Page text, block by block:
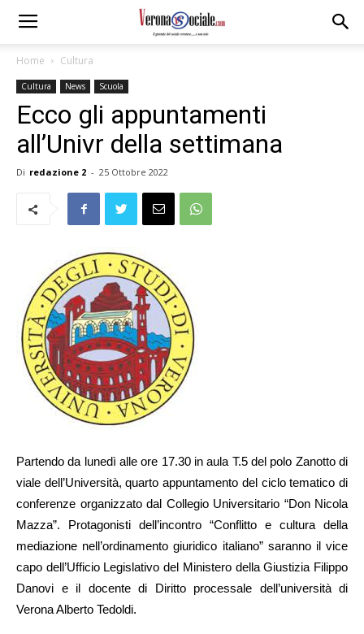
Home Cultura
Cultura News Scuola
Ecco gli appuntamenti
all’Univr della settimana
Di redazione 2 - 25 Ottobre 2022
Partendo da lunedì alle ore 17.30 in aula T.5 del polo Zanotto di
viale dell’Università, quarto appuntamento del ciclo tematico di
conferenze organizzato dal Collegio Universitario “Don Nicola
Mazza”. Protagonisti dell’incontro “Conflitto e cultura della
mediazione nell’ordinamento giuridico italiano” saranno il vice
capo dell’Ufficio Legislativo del Ministero della Giustizia Filippo
Danovi e il docente di Diritto processale dell’università di
Verona Alberto Tedoldi.